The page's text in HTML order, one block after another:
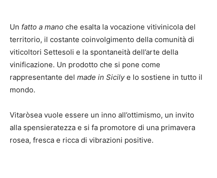
Un fatto a mano che esalta la vocazione vitivinicola del
territorio, il costante coinvolgimento della comunità di
viticoltori Settesoli e la spontaneità dell’arte della
vinificazione. Un prodotto che si pone come
rappresentante del made in Sicilye lo sostiene in tutto il
mondo.
Vitaròsea vuole essere un inno all’ottimismo, un invito
alla spensieratezza e si fa promotore di una primavera
rosea, fresca e ricca di vibrazioni positive.